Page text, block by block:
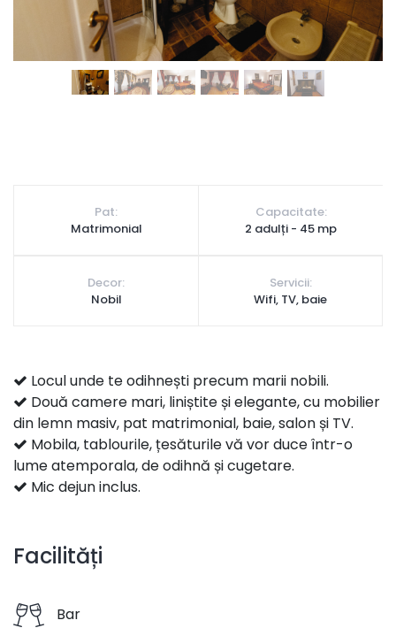
Pat:
Matrimonial
Capacitate:
2 adulți - 45 mp
Decor:
Nobil
Servicii:
Wifi, TV, baie
Locul unde te odihnești precum marii nobili.
Două camere mari, liniștite și elegante, cu mobilier
din lemn masiv, pat matrimonial, baie, salon și TV.
Mobila, tablourile, țesăturile vă vor duce într-o
lume atemporala, de odihnă și cugetare.
Mic dejun inclus.
Facilități
Bar